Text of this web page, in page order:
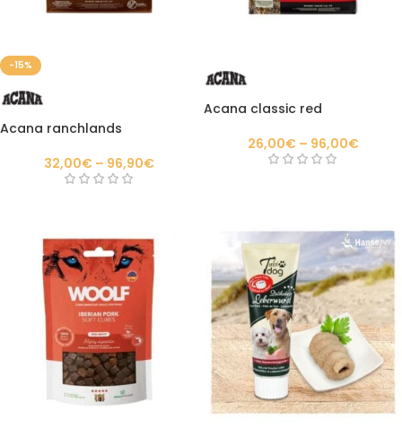
-15%
Acana ranchlands
32,00€ – 96,90€
Acana classic red
26,00€ – 96,00€